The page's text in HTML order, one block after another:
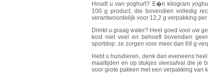
Houdt u van yoghurt? E�n kilogram
100 g product, die bovendien volledig
verantwoordelijk voor 12,2 g verpakking
Drinkt u graag water? Heel goed voor uw
kost niet veel en behoeft bovendien
sportdop: ze zorgen voor meer dan 69 g
Hebt u huisdieren, denk dan eveneens
maaltijden en op stukjes vleesafval die je
voor grote pakken met een verpakking van